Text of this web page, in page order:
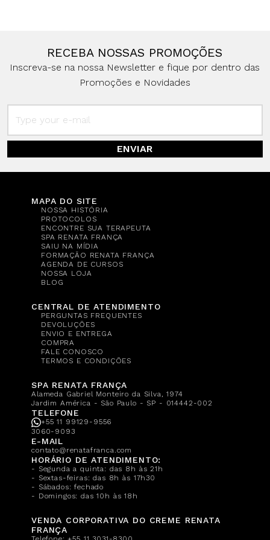
RECEBA NOSSAS PROMOÇÕES
Inscreva-se na nossa Newsletter e fique por dentro das
Promoções e Novidades
ENVIAR
MAPA DO SITE
NOSSA HISTÓRIA
PROTOCOLOS
ENCONTRE SUA TERAPEUTA
SPA RENATA FRANÇA
SAIU NA MÍDIA
FORMAÇÃO RENATA FRANÇA
AGENDA DE CURSOS
NOSSA LOJA
BLOG
CENTRAL DE ATENDIMENTO
PERGUNTAS FREQUENTES
DEVOLUÇÕES
ENVIO E ENTREGA
COMPRA
FALE CONOSCO
TERMOS E CONDIÇÕES
SPA RENATA FRANÇA
Alameda Gabriel Monteiro da Silva, 1974
Jardim América - São Paulo - SP - 014442-002
TELEFONE
+55 11 99129-9556
3060-9093
E-MAIL
contato@renatafranca.com
HORÁRIO DE ATENDIMENTO:
- Segunda a quinta: das 8h às 21h
- Sextas-feiras: das 8h às 17h30
- Sábados: fechado
- Domingos: das 10h às 18h
VENDA CORPORATIVA DO CREME RENATA
FRANÇA